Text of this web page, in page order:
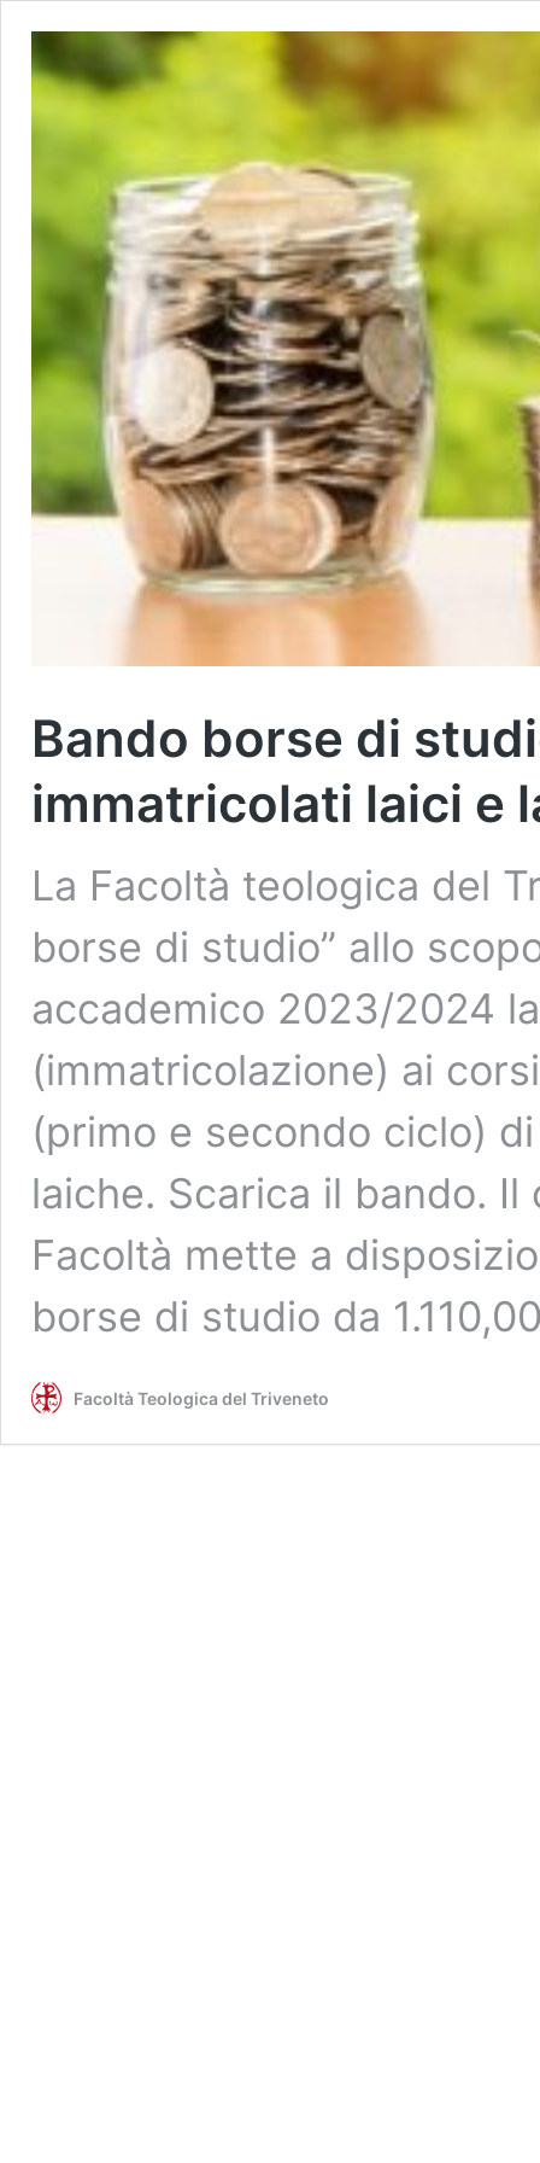
Bando borse di
immatricolati laici e
La Facoltà teologica del
borse di studio” allo
accademico 2023/2024
(immatricolazione) ai
(primo e secondo ciclo)
laiche. Scarica il bando.
Facoltà mette a
borse di studio da
Facoltà Teologica del Triveneto